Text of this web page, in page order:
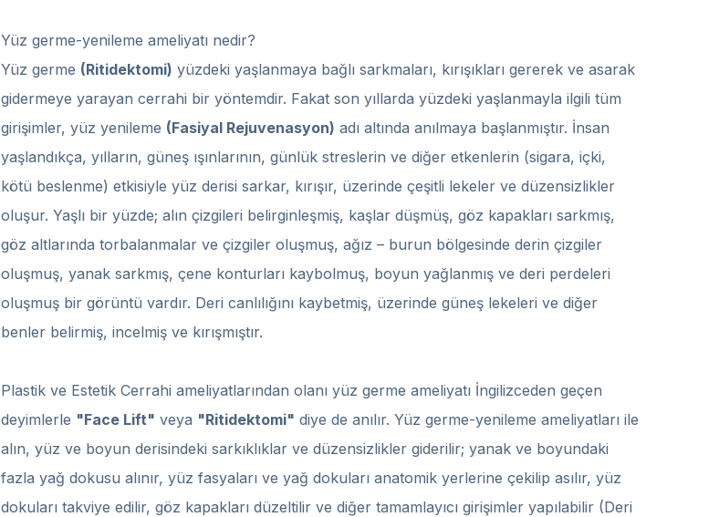
Yüz germe-yenileme ameliyatı nedir?
Yüz germe (Ritidektomi) yüzdeki yaşlanmaya bağlı sarkmaları, kırışıkları gererek ve asarak
gidermeye yarayan cerrahi bir yöntemdir. Fakat son yıllarda yüzdeki yaşlanmayla ilgili tüm
girişimler, yüz yenileme (Fasiyal Rejuvenasyon) adı altında anılmaya başlanmıştır. İnsan
yaşlandıkça, yılların, güneş ışınlarının, günlük streslerin ve diğer etkenlerin (sigara, içki,
kötü beslenme) etkisiyle yüz derisi sarkar, kırışır, üzerinde çeşitli lekeler ve düzensizlikler
oluşur. Yaşlı bir yüzde; alın çizgileri belirginleşmiş, kaşlar düşmüş, göz kapakları sarkmış,
göz altlarında torbalanmalar ve çizgiler oluşmuş, ağız – burun bölgesinde derin çizgiler
oluşmuş, yanak sarkmış, çene konturları kaybolmuş, boyun yağlanmış ve deri perdeleri
oluşmuş bir görüntü vardır. Deri canlılığını kaybetmiş, üzerinde güneş lekeleri ve diğer
benler belirmiş, incelmiş ve kırışmıştır.
Plastik ve Estetik Cerrahi ameliyatlarından olanı yüz germe ameliyatı İngilizceden geçen
deyimlerle "Face Lift" veya "Ritidektomi" diye de anılır. Yüz germe-yenileme ameliyatları ile
alın, yüz ve boyun derisindeki sarkıklıklar ve düzensizlikler giderilir; yanak ve boyundaki
fazla yağ dokusu alınır, yüz fasyaları ve yağ dokuları anatomik yerlerine çekilip asılır, yüz
dokuları takviye edilir, göz kapakları düzeltilir ve diğer tamamlayıcı girişimler yapılabilir (Deri